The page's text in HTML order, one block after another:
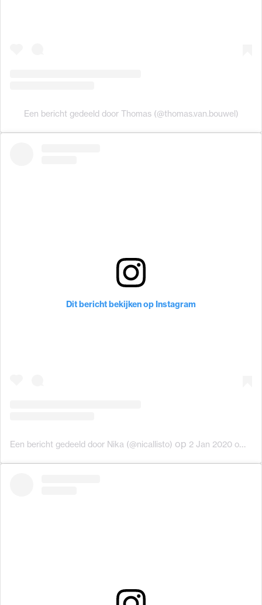
Een bericht gedeeld door Thomas (@thomas.van.bouwel)
Dit bericht bekijken op Instagram
Een bericht gedeeld door Nika (@nicallisto) op 2 Jan 2020 om 6:38 (PST)